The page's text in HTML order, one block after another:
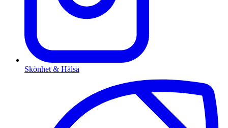
Skönhet & Hälsa